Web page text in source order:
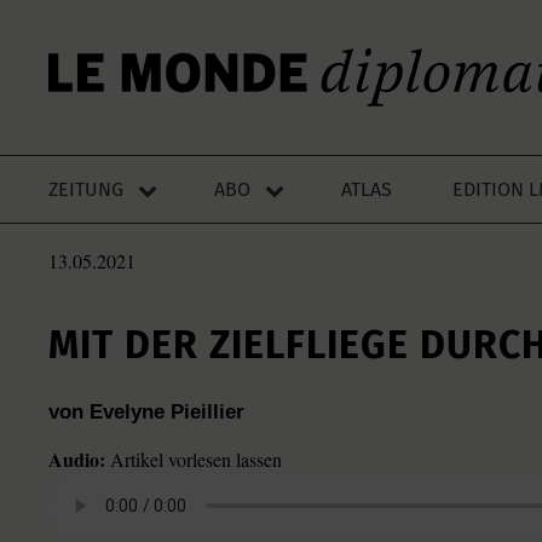
ZEITUNG ABO ATLAS EDITION
13.05.2021
MIT DER ZIELFLIEGE
von Evelyne Pieillier
Audio: Artikel vorlesen lassen